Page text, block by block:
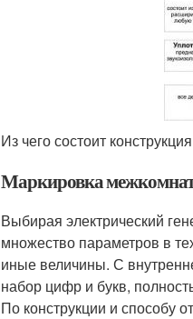
Из чего состоит
Маркировка
Выбирая электрический
множество параметров в
иные величины. С
набор цифр и букв,
По конструкции и способу